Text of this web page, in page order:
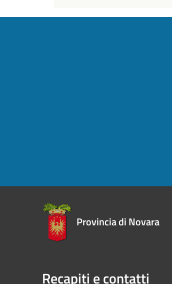
Provincia di Novara
Recapiti e contatti